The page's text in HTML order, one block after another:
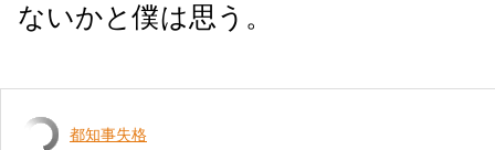
ないかと僕は思う。
都知事失格